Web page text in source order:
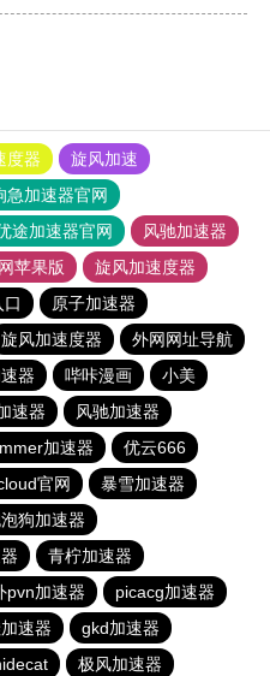
度器
旋风加速
急加速器官网
途加速器官网
风驰加速器
苹果版
旋风加速度器
原子加速器
旋风加速度器
外网网址导航
器 哔咔漫画
小美
速器
风驰加速器
加速器
优云666
官网
暴雪加速器
狗加速器
青柠加速器
pvn加速器
picacg加速器
速器
gkd加速器
极风加速器